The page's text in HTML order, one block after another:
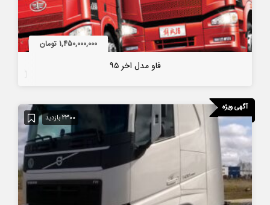
1,450,000,000 تومان
فاو مدل اخر ۹۵
آگهی ویژه
2300 بازدید